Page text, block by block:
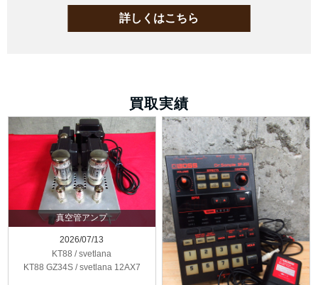
詳しくはこちら
買取実績
真空管アンプ
2026/07/13
KT88 / svetlana
KT88 GZ34S / svetlana 12AX7